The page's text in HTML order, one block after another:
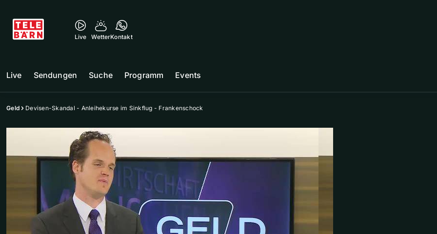
Live WetterKontakt
Live Sendungen Suche Programm Events
Geld Devisen-Skandal - Anleihekurse im Sinkflug - Frankenschock